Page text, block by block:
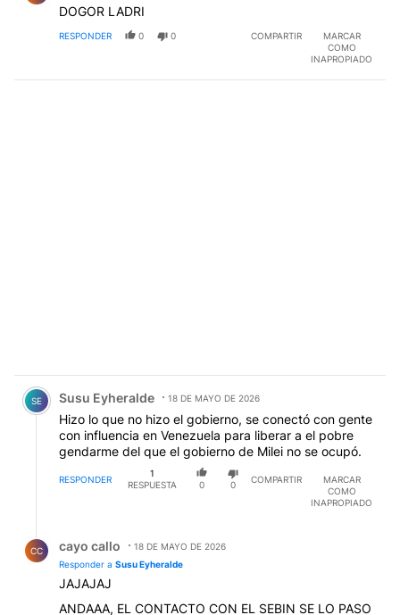
DOGOR LADRI
RESPONDER 0 0 COMPARTIR
MARCAR
COMO
INAPROPIADO
Comentario de Susu Eyheralde.
SE Susu Eyheralde 18 DE MAYO DE 2026
Hizo lo que no hizo el gobierno, se conectó con gente
con influencia en Venezuela para liberar a el pobre
gendarme del que el gobierno de Milei no se ocupó.
RESPONDER
1
RESPUESTA
0 0
COMPARTIR
MARCAR
COMO
INAPROPIADO
CC cayo callo
18 DE MAYO DE 2026
Responder a Susu Eyheralde
JAJAJAJ
ANDAAA, EL CONTACTO CON EL SEBIN SE LO PASO